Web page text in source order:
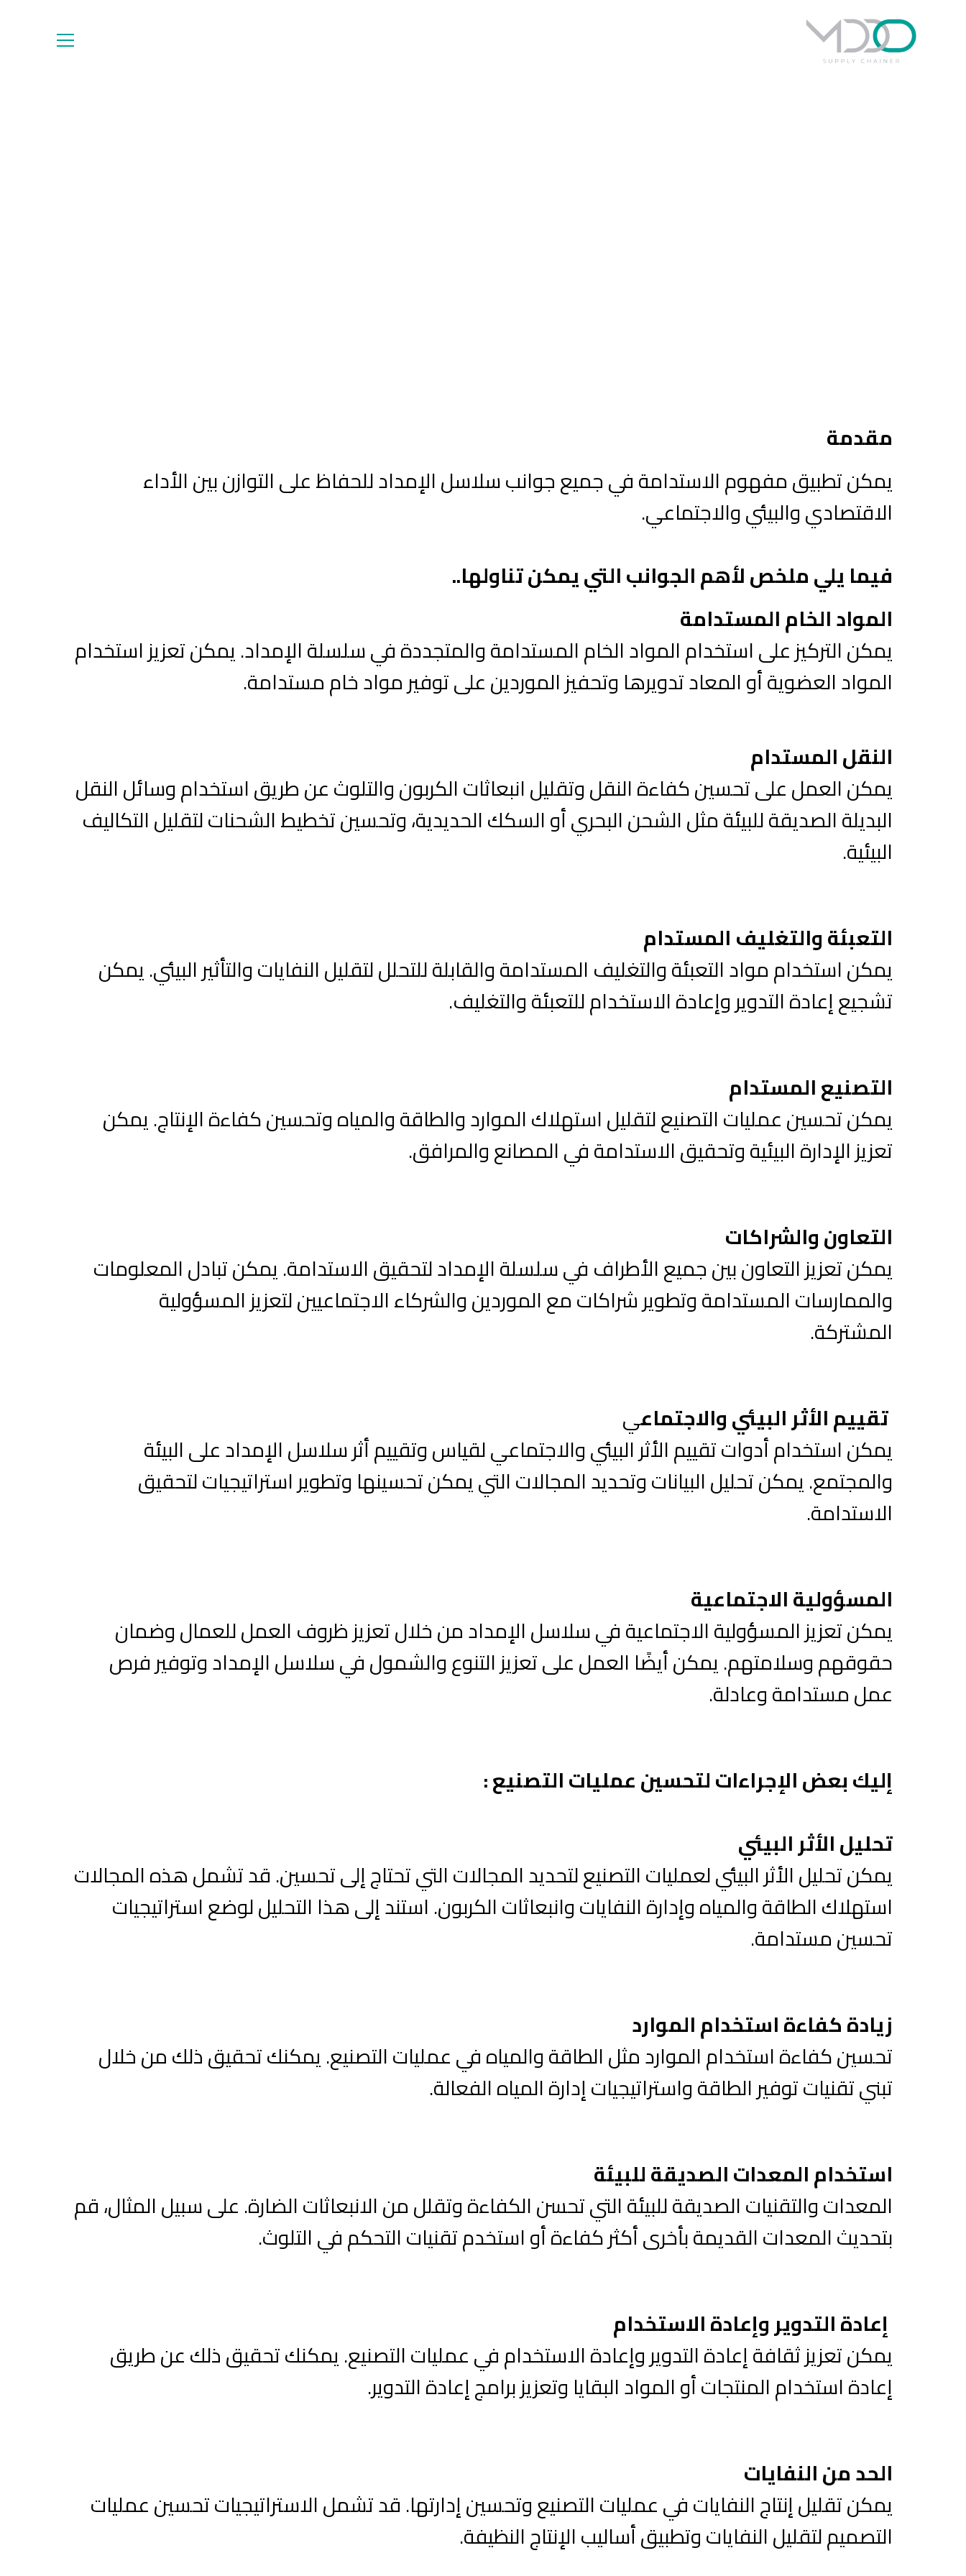
مقدمة
يمكن تطبيق مفهوم الاستدامة في جميع جوانب سلاسل الإمداد للحفاظ على التوازن بين الأداء
الاقتصادي والبيئي والاجتماعي.
فيما يلي ملخص لأهم الجوانب التي يمكن تناولها..
المواد الخام المستدامة
يمكن التركيز على استخدام المواد الخام المستدامة والمتجددة في سلسلة الإمداد. يمكن تعزيز استخدام
المواد العضوية أو المعاد تدويرها وتحفيز الموردين على توفير مواد خام مستدامة.
النقل المستدام
يمكن العمل على تحسين كفاءة النقل وتقليل انبعاثات الكربون والتلوث عن طريق استخدام وسائل النقل
البديلة الصديقة للبيئة مثل الشحن البحري أو السكك الحديدية، وتحسين تخطيط الشحنات لتقليل التكاليف
البيئية.
التعبئة والتغليف المستدام
يمكن استخدام مواد التعبئة والتغليف المستدامة والقابلة للتحلل لتقليل النفايات والتأثير البيئي. يمكن
تشجيع إعادة التدوير وإعادة الاستخدام للتعبئة والتغليف.
التصنيع المستدام
يمكن تحسين عمليات التصنيع لتقليل استهلاك الموارد والطاقة والمياه وتحسين كفاءة الإنتاج. يمكن
تعزيز الإدارة البيئية وتحقيق الاستدامة في المصانع والمرافق.
التعاون والشراكات
يمكن تعزيز التعاون بين جميع الأطراف في سلسلة الإمداد لتحقيق الاستدامة. يمكن تبادل المعلومات
والممارسات المستدامة وتطوير شراكات مع الموردين والشركاء الاجتماعيين لتعزيز المسؤولية
المشتركة.
تقييم الأثر البيئي والاجتماعي
يمكن استخدام أدوات تقييم الأثر البيئي والاجتماعي لقياس وتقييم أثر سلاسل الإمداد على البيئة
والمجتمع. يمكن تحليل البيانات وتحديد المجالات التي يمكن تحسينها وتطوير استراتيجيات لتحقيق
الاستدامة.
المسؤولية الاجتماعية
يمكن تعزيز المسؤولية الاجتماعية في سلاسل الإمداد من خلال تعزيز ظروف العمل للعمال وضمان
حقوقهم وسلامتهم. يمكن أيضًا العمل على تعزيز التنوع والشمول في سلاسل الإمداد وتوفير فرص
عمل مستدامة وعادلة.
إليك بعض الإجراءات لتحسين عمليات التصنيع :
تحليل الأثر البيئي
يمكن تحليل الأثر البيئي لعمليات التصنيع لتحديد المجالات التي تحتاج إلى تحسين. قد تشمل هذه المجالات
استهلاك الطاقة والمياه وإدارة النفايات وانبعاثات الكربون. استند إلى هذا التحليل لوضع استراتيجيات
تحسين مستدامة.
زيادة كفاءة استخدام الموارد
تحسين كفاءة استخدام الموارد مثل الطاقة والمياه في عمليات التصنيع. يمكنك تحقيق ذلك من خلال
تبني تقنيات توفير الطاقة واستراتيجيات إدارة المياه الفعالة.
استخدام المعدات الصديقة للبيئة
المعدات والتقنيات الصديقة للبيئة التي تحسن الكفاءة وتقلل من الانبعاثات الضارة. على سبيل المثال، قم
بتحديث المعدات القديمة بأخرى أكثر كفاءة أو استخدم تقنيات التحكم في التلوث.
إعادة التدوير وإعادة الاستخدام
يمكن تعزيز ثقافة إعادة التدوير وإعادة الاستخدام في عمليات التصنيع. يمكنك تحقيق ذلك عن طريق
إعادة استخدام المنتجات أو المواد البقايا وتعزيز برامج إعادة التدوير.
الحد من النفايات
يمكن تقليل إنتاج النفايات في عمليات التصنيع وتحسين إدارتها. قد تشمل الاستراتيجيات تحسين عمليات
التصميم لتقليل النفايات وتطبيق أساليب الإنتاج النظيفة.